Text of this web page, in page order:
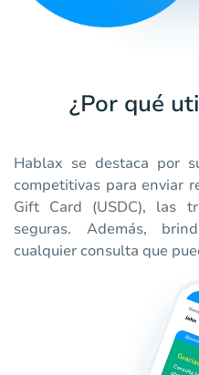
¿Por qué
Hablax se destaca por
competitivas para enviar
Gift Card (USDC), las
seguras. Además,
cualquier consulta que